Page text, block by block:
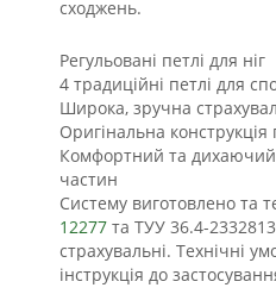
сходжень.
Регульовані петлі для ніг
4 традиційні петлі для
Широка, зручна
Оригінальна конструкція
Комфортний та дихаючий
частин
Систему виготовлено та
12277 та ТУУ 36.4-
страхувальні. Технічні
інструкція до